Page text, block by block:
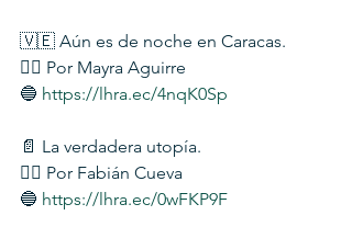
🇻🇪 Aún es de noche en Caracas.
✍🏻 Por Mayra Aguirre
🔵 https://lhra.ec/4nqK0Sp
📄 La verdadera utopía.
✍🏻 Por Fabián Cueva
🔵 https://lhra.ec/0wFKP9F